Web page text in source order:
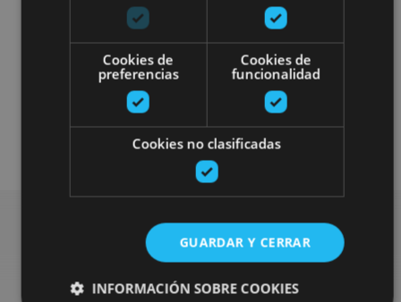
Bisitak antzezleen laguntzarekin
Bilatu plan gehiago
Cookies de
preferencias
Cookies de
funcionalidad
Cookies no clasificadas
GUARDAR Y CERRAR
INFORMACIÓN SOBRE COOKIES